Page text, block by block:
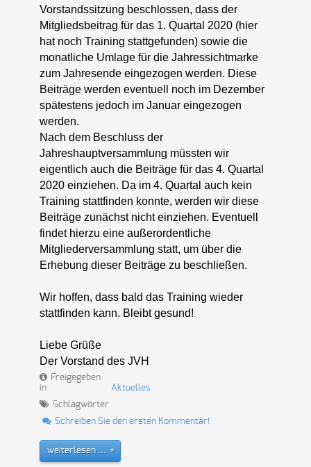
Vorstandssitzung beschlossen, dass der
Mitgliedsbeitrag für das 1. Quartal 2020 (hier
hat noch Training stattgefunden) sowie die
monatliche Umlage für die Jahressichtmarke
zum Jahresende eingezogen werden. Diese
Beiträge werden eventuell noch im Dezember
spätestens jedoch im Januar eingezogen
werden.
Nach dem Beschluss der
Jahreshauptversammlung müssten wir
eigentlich auch die Beiträge für das 4. Quartal
2020 einziehen. Da im 4. Quartal auch kein
Training stattfinden konnte, werden wir diese
Beiträge zunächst nicht einziehen. Eventuell
findet hierzu eine außerordentliche
Mitgliederversammlung statt, um über die
Erhebung dieser Beiträge zu beschließen.
Wir hoffen, dass bald das Training wieder
stattfinden kann. Bleibt gesund!
Liebe Grüße
Der Vorstand des JVH
Freigegeben
in
Aktuelles
Schlagwörter
Schreiben Sie den ersten Kommentar!
weiterlesen ...